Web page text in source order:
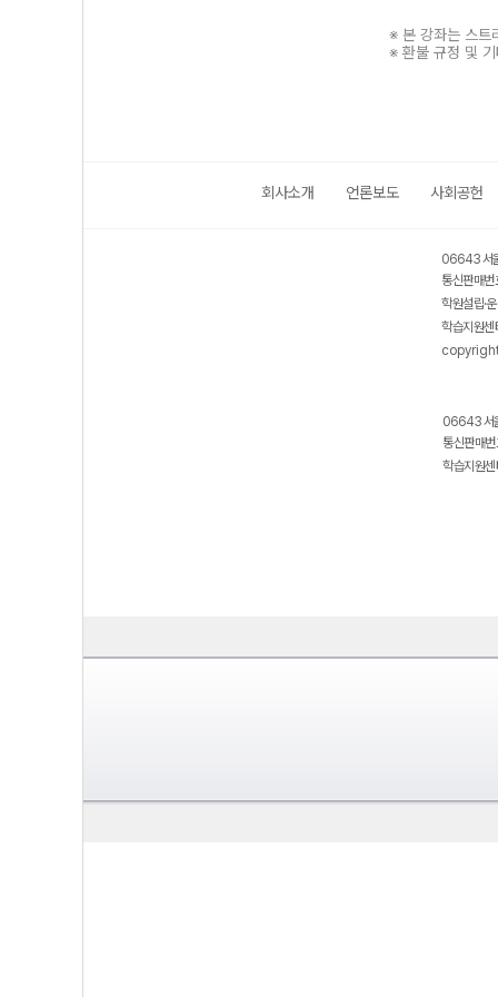
※ 본 강좌는 스트
※ 환불 규정 및
회사소개 언론보도 사회공헌
06643 서
통신판매
학원설립·
학습지원
06643 서
통신판매
학습지원